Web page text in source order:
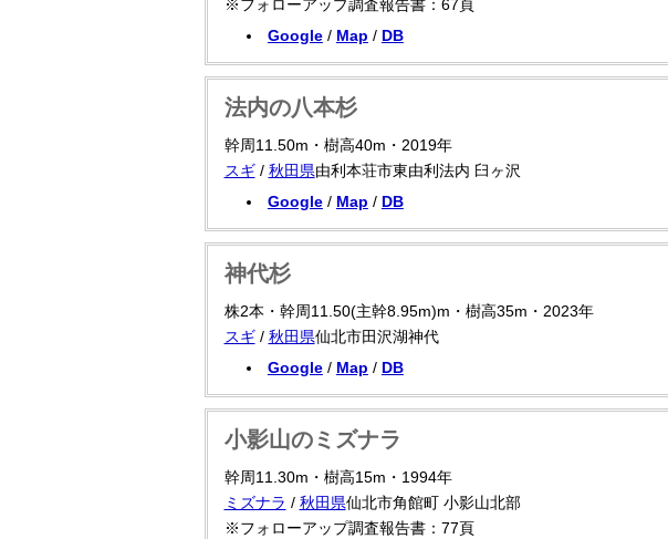
※フォローアップ調査報告書：67頁
Google/ Map / DB
法内の八本杉
幹周11.50m・樹高40m・2019年
スギ/ 秋田県由利本荘市東由利法内 臼ヶ沢
Google/ Map / DB
神代杉
株2本・幹周11.50(主幹8.95m)m・樹高35m・2023年
スギ/ 秋田県仙北市田沢湖神代
Google/ Map / DB
小影山のミズナラ
幹周11.30m・樹高15m・1994年
ミズナラ / 秋田県仙北市角館町 小影山北部
※フォローアップ調査報告書：77頁